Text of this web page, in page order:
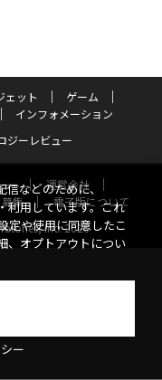
ェット
ゲーム
インフォメーション
ジーレビュー
ー
運営会社
集
電子版について
Inc. 2026
などのために、
利用しています。これ
定や使用に同意したこ
、オプトアウトについ
ー